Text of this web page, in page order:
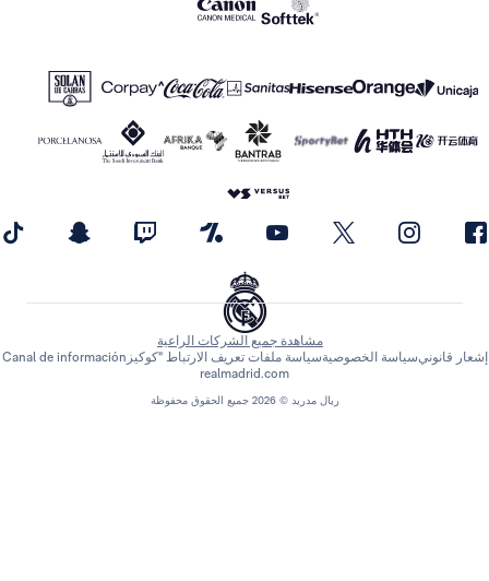
مشاهدة جميع الشركات الراعية
الخصوصيةسياسة ملفات تعريف الارتباط "كوكيز Canal de información
realmadrid.com